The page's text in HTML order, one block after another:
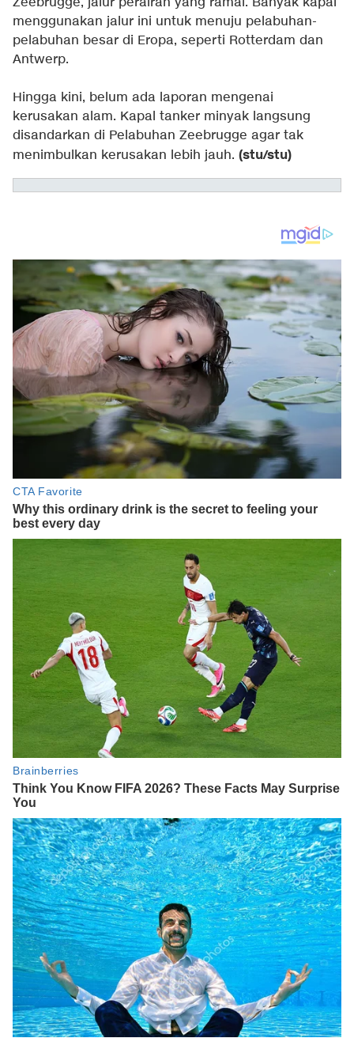
menggunakan jalur ini untuk menuju pelabuhan-
pelabuhan besar di Eropa, seperti Rotterdam dan
Antwerp.
Hingga kini, belum ada laporan mengenai
kerusakan alam. Kapal tanker minyak langsung
disandarkan di Pelabuhan Zeebrugge agar tak
menimbulkan kerusakan lebih jauh. (stu/stu)